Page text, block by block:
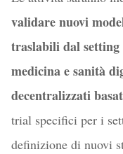
validare nuovi
traslabili dal
medicina e sanità
decentralizzati
trial specifici per i
definizione di nuovi